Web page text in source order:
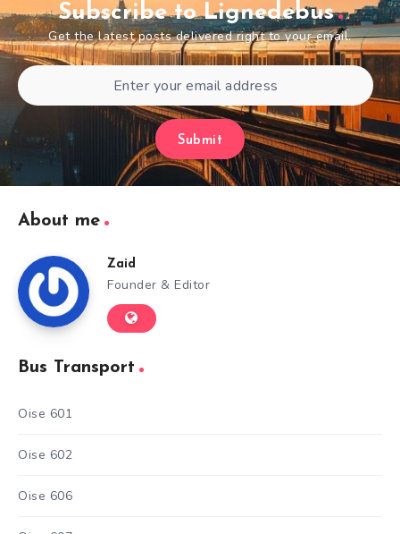
Subscribe to Lignedebus
Get the latest posts delivered right to your email.
Submit
About me
Zaid
Founder & Editor
Bus Transport
Oise 601
Oise 602
Oise 606